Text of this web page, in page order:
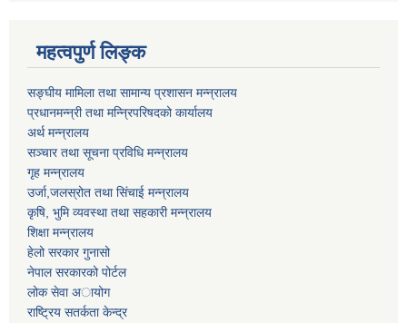
महत्वपुर्ण लिङ्क
सङ्घीय मामिला तथा सामान्य प्रशासन मन्न्रालय
प्रधानमन्न्री तथा मन्न्रिपरिषदको कार्यालय
अर्थ मन्न्रालय
सञ्चार तथा सूचना प्रविधि मन्न्रालय
गृह मन्न्रालय
उर्जा,जलस्रोत तथा सिंचाई मन्न्रालय
कृषि, भुमि व्यवस्था तथा सहकारी मन्न्रालय
शिक्षा मन्न्रालय
हेलो सरकार गुनासो
नेपाल सरकारको पोर्टल
लोक सेवा अायोग
राष्ट्रिय सतर्कता केन्द्र